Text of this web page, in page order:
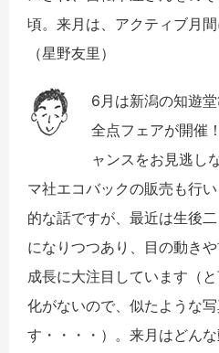
頃。来月は、アクティブ月間
（星野友里）
6月は新潟の知遊
全点フェアが開催
ャンスをお見逃し
マ社エコバックの販売も行
的な話ですが、最近は生後
になりつつあり、目の動き
成長に大注目しています（
化がないので、似たような
す・・・・）。来月はどん